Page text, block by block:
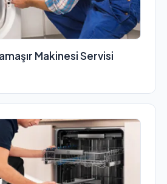
Makinesi Servisi